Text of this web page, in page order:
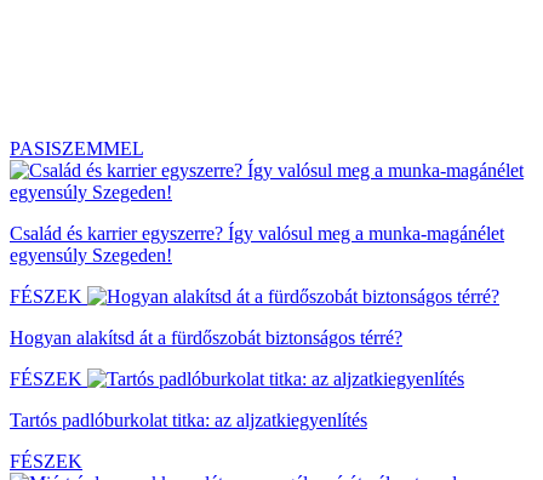
PASISZEMMEL
Család és karrier egyszerre? Így valósul meg a munka-magánélet
egyensúly Szegeden!
FÉSZEK
Hogyan alakítsd át a fürdőszobát biztonságos térré?
FÉSZEK
Tartós padlóburkolat titka: az aljzatkiegyenlítés
FÉSZEK